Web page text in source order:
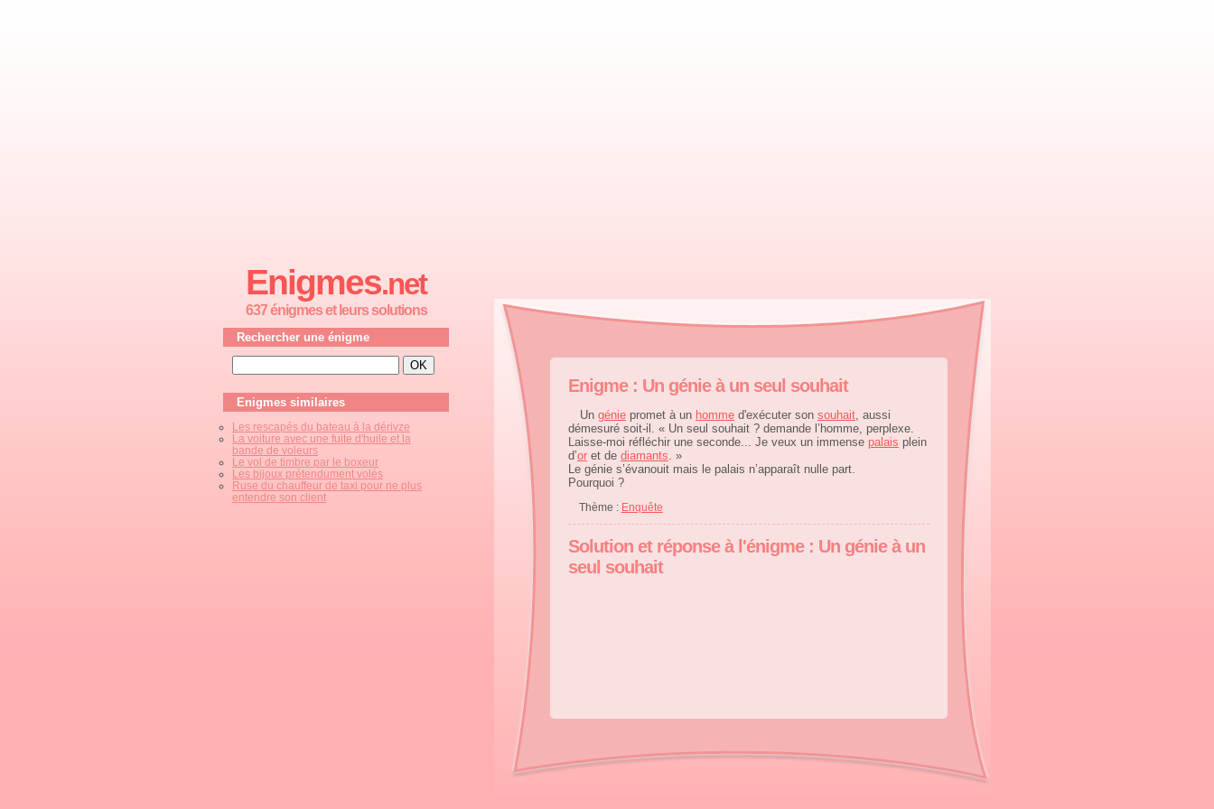
Enigme : Un génie à un seul souhait
Un génie promet à un homme d'exécuter son souhait, aussi
démesuré soit-il. « Un seul souhait ? demande l’homme, perplexe.
Laisse-moi réfléchir une seconde... Je veux un immense palais plein
d’or et de diamants. »
Le génie s’évanouit mais le palais n’apparaît nulle part.
Pourquoi ?
Thème : Enquête
Solution et réponse à l'énigme : Un génie à un
seul souhait
Enigmes.net
637 énigmes et leurs solutions
Rechercher une énigme
Enigmes similaires
Les rescapés du bateau à la dérivze
La voiture avec une fuite d'huile et la
bande de voleurs
Le vol de timbre par le boxeur
Les bijoux prétendument volés
Ruse du chauffeur de taxi pour ne plus
entendre son client